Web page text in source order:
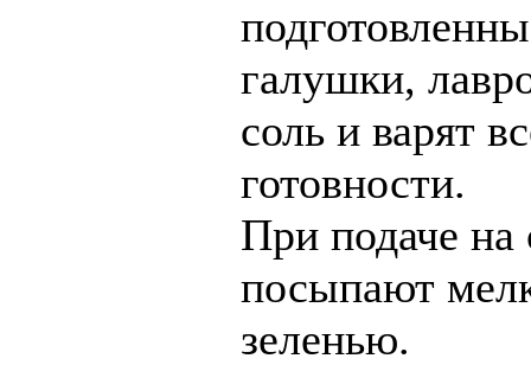
галушки,
соль и варят
готовности.
При подаче
посыпают
зеленью.